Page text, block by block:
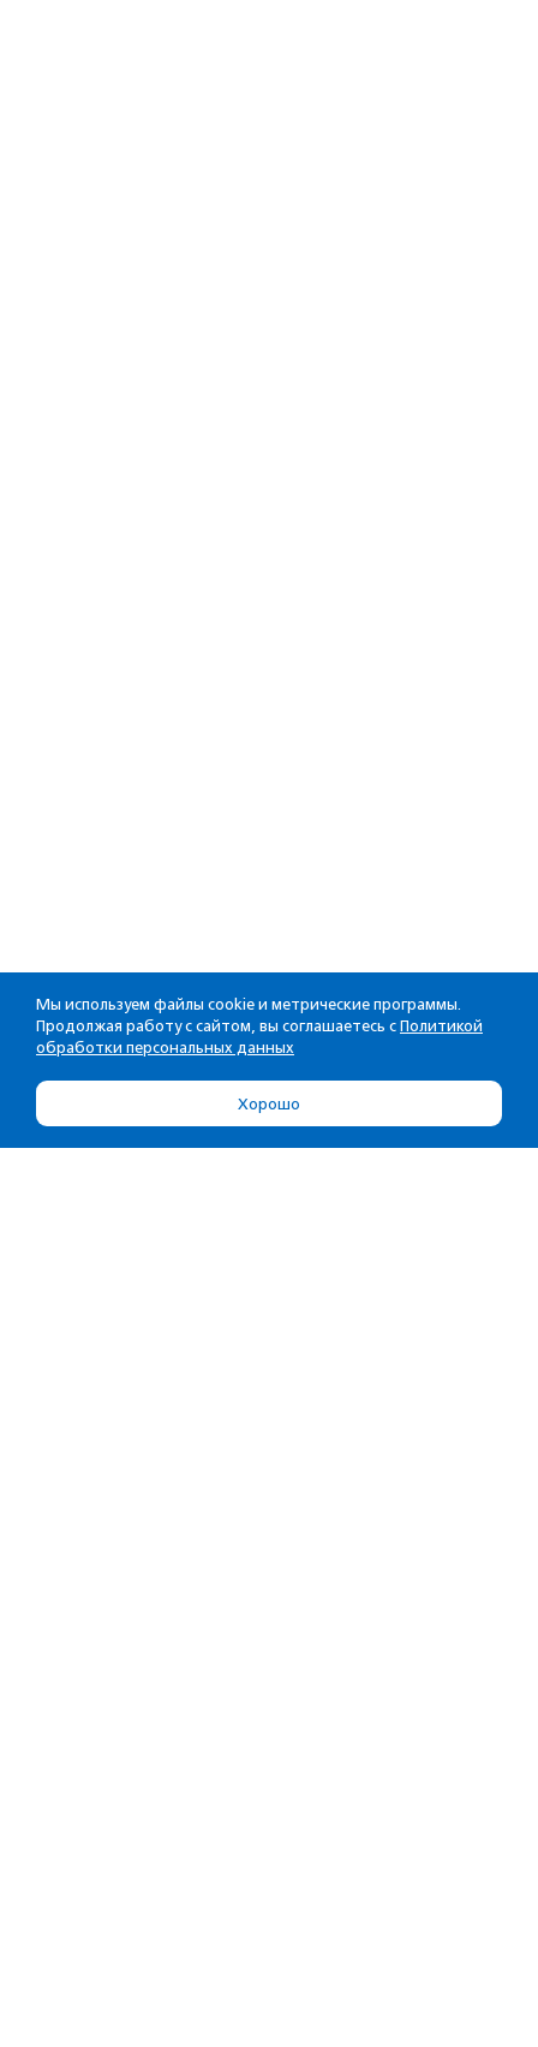
Мы используем файлы cookie и метрические программы.
Продолжая работу с сайтом, вы соглашаетесь с Политикой
обработки персональных данных
Хорошо